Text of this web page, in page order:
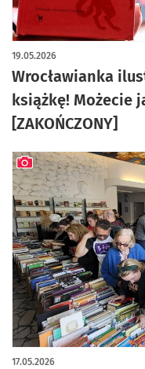
Wrocławianka
książkę! Możecie
[ZAKOŃCZONY]
19.05.2026
17.05.2026
artykuł z galerią zdjęć